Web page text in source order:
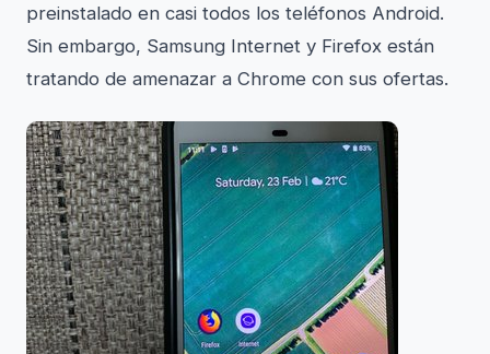
preinstalado en casi todos los teléfonos Android.
Sin embargo, Samsung Internet y Firefox están
tratando de amenazar a Chrome con sus ofertas.